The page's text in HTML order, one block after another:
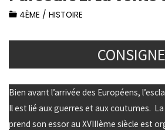
4ÈME / HISTOIRE
CONSIGNE
Bien avant l’arrivée des Européens,
Il est lié aux guerres et aux coutumes.
prend son essor au XVIIIème siècle est